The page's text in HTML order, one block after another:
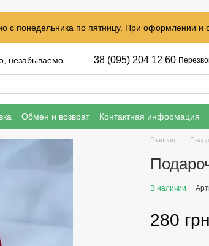
с понедельника по пятницу. При оформлении и
незабываемо 38 (095) 204 12 60
Обмен и возврат
Контактная информация
Главная
В наличии
280 грн